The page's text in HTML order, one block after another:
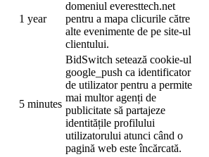
1 year
domeniul everesttech.net
pentru a mapa clicurile către
alte evenimente de pe site-ul
clientului.
5 minutes
BidSwitch setează cookie-ul
google_push ca identificator
de utilizator pentru a permite
mai multor agenți de
publicitate să partajeze
identitățile profilului
utilizatorului atunci când o
pagină web este încărcată.